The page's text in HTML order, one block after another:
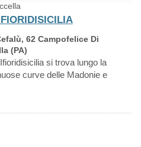
62 Campofelice Di
(PA)
si trova lungo la
curve delle Madonie e